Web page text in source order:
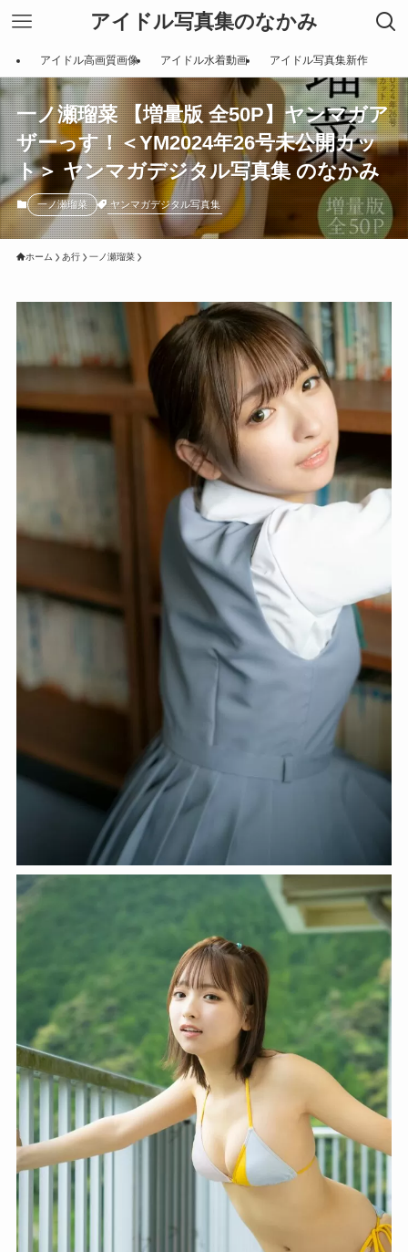
アイドル写真集のなかみ
アイドル高画質画像 アイドル水着動画 アイドル写真集新作
一ノ瀬瑠菜 【増量版 全50P】ヤンマガア
ザーっす！＜YM2024年26号未公開カッ
ト＞ ヤンマガデジタル写真集 のなかみ
一ノ瀬瑠菜 ヤンマガデジタル写真集
ホーム あ行 一ノ瀬瑠菜